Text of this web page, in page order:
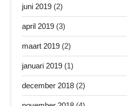
juni 2019(2)
april 2019(3)
maart 2019(2)
januari 2019(1)
december 2018(2)